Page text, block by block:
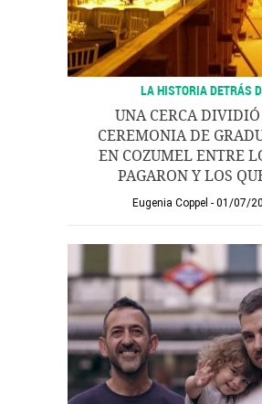
LA HISTORIA DETRÁS
UNA CERCA
CEREMONIA DE
EN COZUMEL ENTRE
PAGARON Y LOS
Eugenia Coppel 01/07/